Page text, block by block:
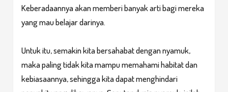
Keberadaannya akan memberi banyak arti bagi mereka
yang mau belajar darinya.
Untuk itu, semakin kita bersahabat dengan nyamuk,
maka paling tidak kita mampu memahami habitat dan
kebiasaannya, sehingga kita dapat menghindari